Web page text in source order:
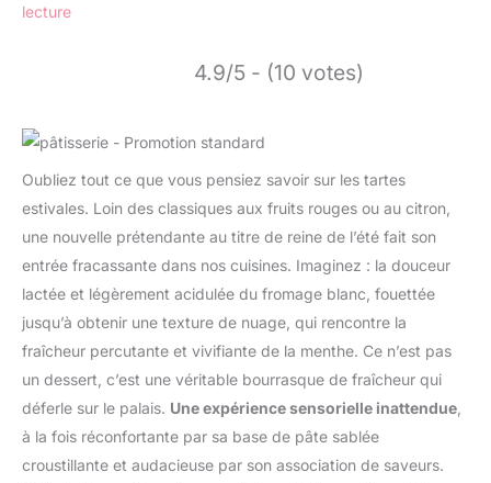
lecture
4.9/5 - (10 votes)
Oubliez tout ce que vous pensiez savoir sur les tartes
estivales. Loin des classiques aux fruits rouges ou au citron,
une nouvelle prétendante au titre de reine de l’été fait son
entrée fracassante dans nos cuisines. Imaginez : la douceur
lactée et légèrement acidulée du fromage blanc, fouettée
jusqu’à obtenir une texture de nuage, qui rencontre la
fraîcheur percutante et vivifiante de la menthe. Ce n’est pas
un dessert, c’est une véritable bourrasque de fraîcheur qui
déferle sur le palais. Une expérience sensorielle inattendue
à la fois réconfortante par sa base de pâte sablée
croustillante et audacieuse par son association de saveurs.